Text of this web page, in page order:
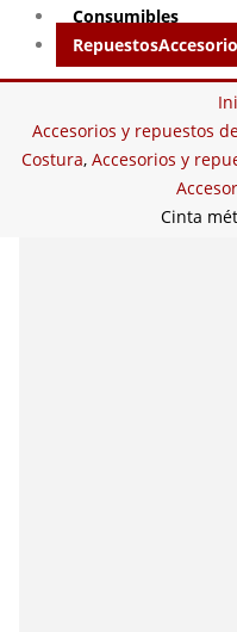
Consumibles
Repuestos
Accesorios y repuestos
Costura, Accesorios y
Cinta